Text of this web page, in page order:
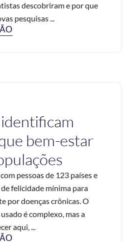
descobriram e por que
pesquisas ...
bem-estar
pessoas de 123 países e
felicidade mínima para
por doenças crônicas. O
é complexo, mas a
aqui, ...